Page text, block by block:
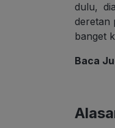
dulu,
deretan
banget
Baca